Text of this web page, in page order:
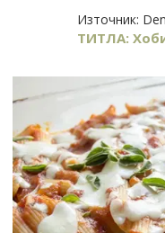
Източник:
ТИТЛА: